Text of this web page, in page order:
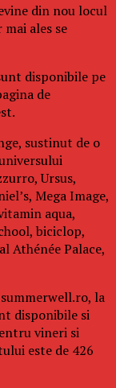
din nou locul
ales se
disponibile pe
de
sustinut de o
Ursus,
Mega Image,
aqua,
biciclop,
Athénée Palace,
la
disponibile si
vineri si
este de 426